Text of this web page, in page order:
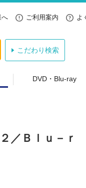
へ ご利用案内 よ
こだわり検索
DVD・Blu-ray
／Ｂｌｕ－ｒ